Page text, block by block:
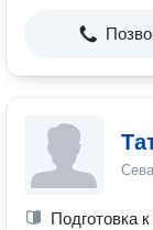
Подготовка